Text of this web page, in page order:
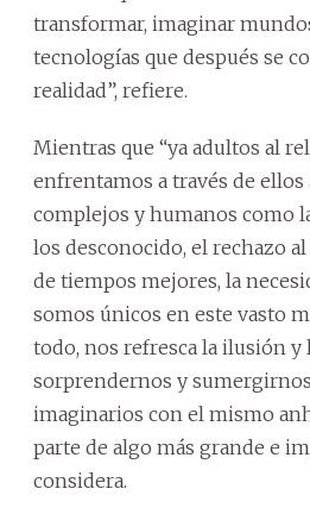
transformar, imaginar
tecnologías que después se
realidad”, refiere.
Mientras que “ya adultos al
enfrentamos a través de
complejos y humanos como
los desconocido, el rechazo
de tiempos mejores, la
somos únicos en este vasto
todo, nos refresca la ilusión y
sorprendernos y
imaginarios con el mismo
parte de algo más grande e
considera.